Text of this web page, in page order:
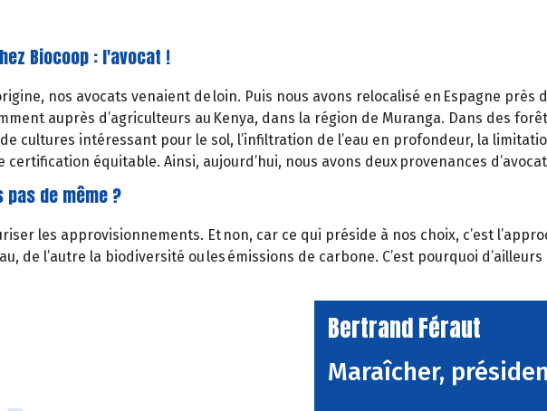
Biocoop : l'avocat !
nos avocats venaient de loin. Puis nous avons relocalisé en Espagne près
auprès d’agriculteurs au Kenya, dans la région de Muranga. Dans des
cultures intéressant pour le sol, l’infiltration de l’eau en profondeur, la
équitable. Ainsi, aujourd’hui, nous avons deux provenances
de même ?
les approvisionnements. Et non, car ce qui préside à nos choix, c’est
de l’autre la biodiversité ou les émissions de carbone. C’est pourquoi
Bertrand Féraut
Maraîcher,